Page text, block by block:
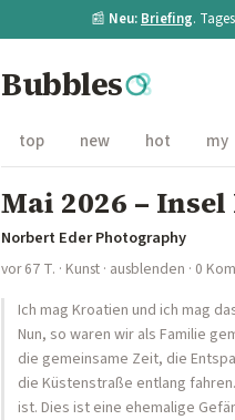
📰 Neu: Briefing.
Bubbles
top new hot my
Mai 2026 – Insel
Norbert Eder Photography
vor 67 T. · Kunst · ausblenden · 0
Ich mag Kroatien und ich mag
Nun, so waren wir als Familie
die gemeinsame Zeit, die
die Küstenstraße entlang
ist. Dies ist eine ehemalige